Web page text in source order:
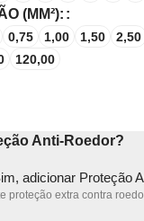
(MM²):
0,75 1,00 1,50 2,50
120,00
Anti-Roedor?
adicionar Proteção
proteção extra contra